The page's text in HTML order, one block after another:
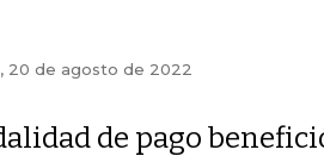
20 de agosto de 2022
de pago